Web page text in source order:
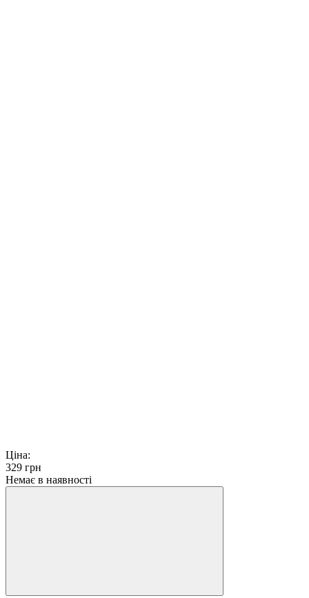
Ціна:
329 грн
Немає в наявності